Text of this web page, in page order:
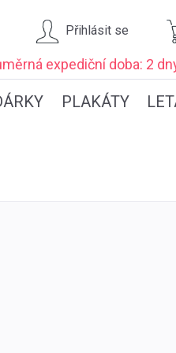
Přihlásit se
expedičnídoba: 2
PLAKÁTY